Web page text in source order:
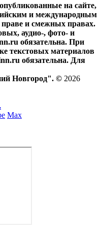
на сайте,
и международным
праве и смежных правах.
аудио-, фото- и
обязательна. При
текстовых материалов
обязательна. Для
Новгород". © 2026
Max